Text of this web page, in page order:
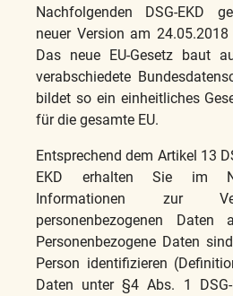
Nachfolgenden DSG-EKD
neuer Version am
Das neue EU-Gesetz baut
verabschiedete
bildet so ein einheitliches
für die gesamte EU.
Entsprechend dem Artikel 13
EKD erhalten Sie im
Informationen zur
personenbezogenen Daten
Personenbezogene Daten
Person identifizieren
Daten unter §4 Abs. 1 DSG-